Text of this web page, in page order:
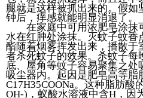
腿就是这样被抓出来的。假如
钟后，痒感就能明显消退了。
在家庭中可用浓肥皂涂抹
水在红肿处涂抹。灭蚊子蚊香
酯随着烟雾挥发出来，播散于
者杀死蚊子的效果。杀蚊子每
底、屋角等蚊子容易聚集之处
吸尘器内。起因是肥皂高等脂
C17H35COONa。这种脂肪酸
OH-)，蚁酸水溶液中含H，因